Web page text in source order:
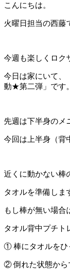
こんにちは。
火曜日担当の西藤
今週も楽しくロク
今日は家にいて、
動★第二弾」です。
先週は下半身のメ
今回は上半身（背
近くに動かない棒
タオルを準備しま
もし棒が無い場合
タオル背中プチト
① 棒にタオルをひ
② 倒れた状態から